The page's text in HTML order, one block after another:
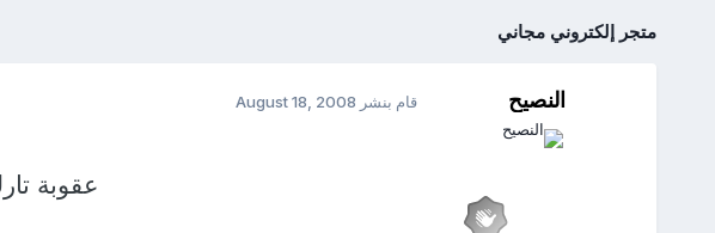
متجر إلكتروني مجاني
النصيح قام بنشر August 18, 2008
عقوبة